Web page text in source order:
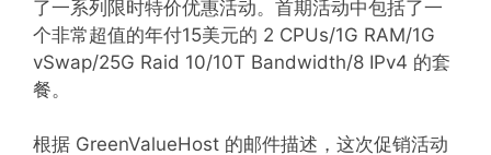
了一系列限时特价优惠活动。首期活动中包括了一
个非常超值的年付15美元的 2 CPUs/1G RAM/1G
vSwap/25G Raid 10/10T Bandwidth/8 IPv4 的套
餐。
根据 GreenValueHost 的邮件描述，这次促销活动